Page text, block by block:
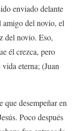
enviado delante
amigo del novio, el
del novio. Eso,
él crezca, pero
eterna; (Juan
desempeñar en
Poco después